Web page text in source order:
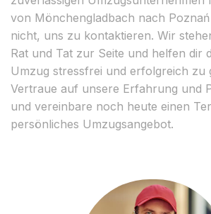
von Mönchengladbach nach
nicht, uns zu kontaktieren. Wir
Rat und Tat zur Seite und helfen dir
Umzug stressfrei und erfolgreich zu
Vertraue auf unsere Erfahrung und
und vereinbare noch heute einen
persönliches Umzugsangebot.